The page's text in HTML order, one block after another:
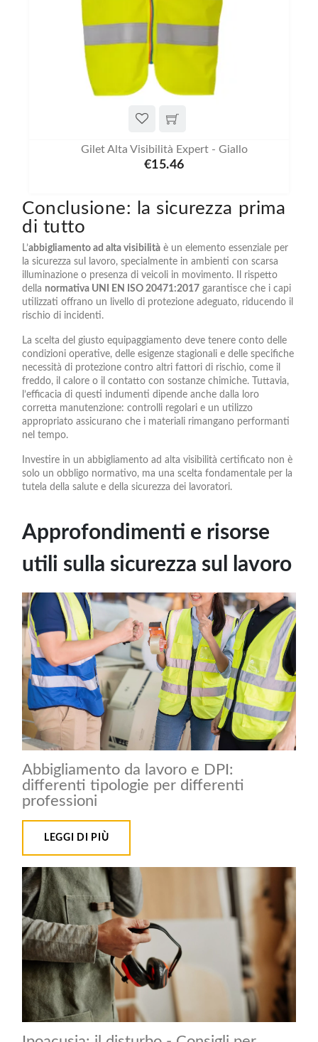
Gilet Alta Visibilità Expert - Giallo
€15.46
Conclusione: la sicurezza prima
di tutto
L’abbigliamento ad alta visibilità è un elemento essenziale per
la sicurezza sul lavoro, specialmente in ambienti con scarsa
illuminazione o presenza di veicoli in movimento. Il rispetto
della normativa UNI EN ISO 20471:2017 garantisce che i capi
utilizzati offrano un livello di protezione adeguato, riducendo il
rischio di incidenti.
La scelta del giusto equipaggiamento deve tenere conto delle
condizioni operative, delle esigenze stagionali e delle specifiche
necessità di protezione contro altri fattori di rischio, come il
freddo, il calore o il contatto con sostanze chimiche. Tuttavia,
l’efficacia di questi indumenti dipende anche dalla loro
corretta manutenzione: controlli regolari e un utilizzo
appropriato assicurano che i materiali rimangano performanti
nel tempo.
Investire in un abbigliamento ad alta visibilità certificato non è
solo un obbligo normativo, ma una scelta fondamentale per la
tutela della salute e della sicurezza dei lavoratori.
Approfondimenti e risorse
utili sulla sicurezza sul lavoro
Abbigliamento da lavoro e DPI:
differenti tipologie per differenti
professioni
LEGGI DI PIÙ